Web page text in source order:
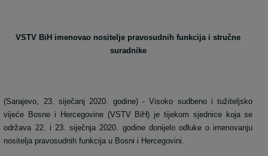
VSTV BiH imenovao nositelje pravosudnih funkcija i stručne
suradnike
(Sarajevo, 23. siječanj 2020. godine) - Visoko sudbeno i tužiteljsko
vijeće Bosne i Hercegovine (VSTV BiH) je tijekom sjednice koja se
održava 22. i 23. siječnja 2020. godine donijelo odluke o imenovanju
nositelja pravosudnih funkcija u Bosni i Hercegovini.